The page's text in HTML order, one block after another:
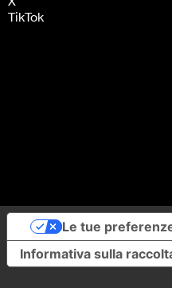
TikTok
Informativa sulla
Le tue